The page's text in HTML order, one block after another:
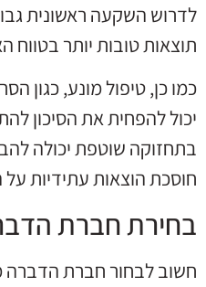
לדרוש השקעה ראשונית
תוצאות טובות יותר בטווח
כמו כן, טיפול מונע, כגון
יכול להפחית את הסיכון
בתחזוקה שוטפת יכולה
חוסכת הוצאות עתידיות
בחירת חברת
חשוב לבחור חברת